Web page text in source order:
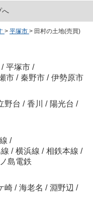
へ
> 平塚市 > 田村の土地(売買)
/ 平塚市 /
市 / 秦野市 / 伊勢原市
野台 / 香川 / 陽光台 /
/
/ 横浜線 / 相鉄本線 /
島電鉄
崎 / 海老名 / 淵野辺 /